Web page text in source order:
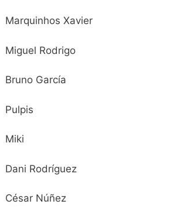
Marquinhos Xavier
Miguel Rodrigo
Bruno García
Pulpis
Miki
Dani Rodríguez
César Núñez